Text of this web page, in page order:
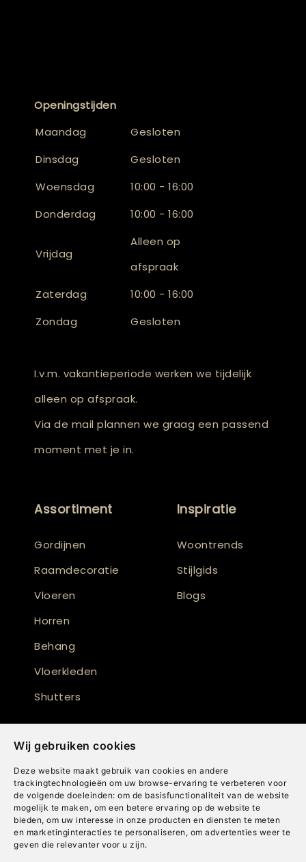
Wij gebruiken cookies
Deze website maakt gebruik van cookies en andere
trackingtechnologieën om uw browse-ervaring te verbeteren voor
de volgende doeleinden: om de basisfunctionaliteit van de website
mogelijk te maken , om een betere ervaring op de website te
bieden, om uw interesse in onze producten en diensten te meten
en marketinginteracties te personaliseren , om advertenties weer te
geven die relevanter voor u zijn.
Openingstijden
Maandag
Gesloten
Dinsdag
Gesloten
Woensdag
10:00 - 16:00
Donderdag
10:00 - 16:00
Vrijdag
Alleen op
afspraak
Zaterdag
10:00 - 16:00
Zondag
Gesloten
I.v.m. vakantieperiode werken we tijdelijk
alleen op afspraak.
Via de mail plannen we graag een passend
moment met je in.
Assortiment
Gordijnen
Raamdecoratie
Vloeren
Horren
Behang
Vloerkleden
Shutters
Inspiratie
Woontrends
Stijlgids
Blogs